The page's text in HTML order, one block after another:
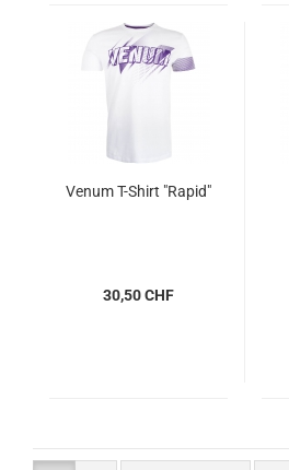
Venum T-Shirt "Rapid"
30,50 CHF